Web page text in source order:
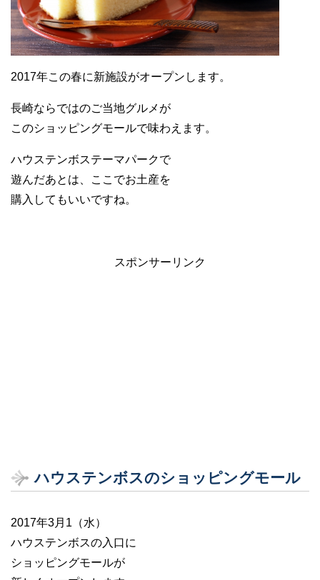
2017年この春に新施設がオープンします。
長崎ならではのご当地グルメが
このショッピングモールで味わえます。
ハウステンボステーマパークで
遊んだあとは、ここでお土産を
購入してもいいですね。
スポンサーリンク
ハウステンボスのショッピングモール
2017年3月1（水）
ハウステンボスの入口に
ショッピングモールが